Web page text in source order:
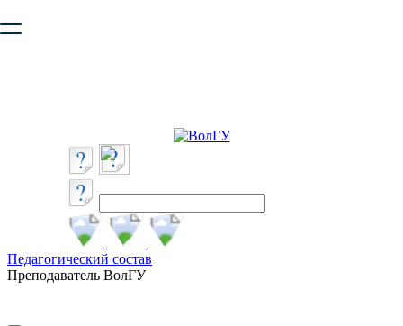
безопасную работу с сайтом. Пожалуйста
Педагогический состав
Преподаватель ВолГУ